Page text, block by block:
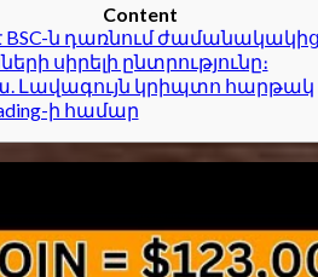
Content
է BSC-ն դառնում
սիրելի ընտրությունը։
Լավագույն կրիպտո հարթակ
ի համար